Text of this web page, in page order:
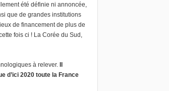
été définie ni annoncée,
que de grandes institutions
de financement de plus de
fois ci ! La Corée du Sud,
à relever.
d’ici 2020 toute la France